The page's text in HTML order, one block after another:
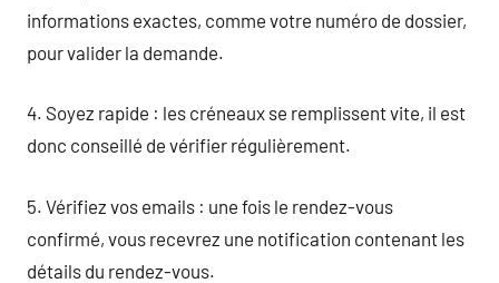
informations exactes, comme votre numéro de dossier,
pour valider la demande.
4. Soyez rapide : les créneaux se remplissent vite, il est
donc conseillé de vérifier régulièrement.
5. Vérifiez vos emails : une fois le rendez-vous
confirmé, vous recevrez une notification contenant les
détails du rendez-vous.